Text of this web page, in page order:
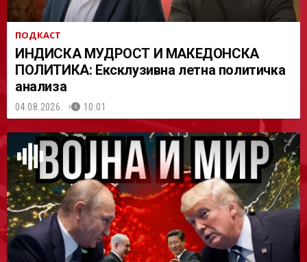
ПОДКАСТ
ИНДИСКА МУДРОСТ И МАКЕДОНСКА
ПОЛИТИКА: Ексклузивна летна политичка
анализа
04.08.2026. 10:01